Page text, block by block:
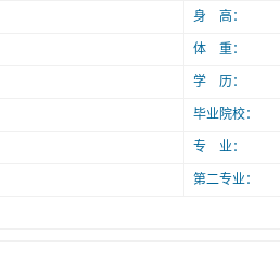
身 高：
体 重：
学 历：
毕业院校：
专 业：
第二专业：